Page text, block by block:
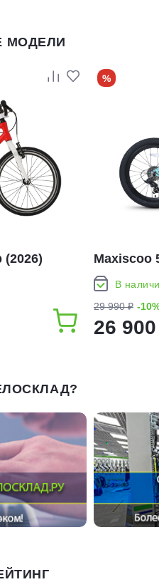
МОДЕЛИ
(2026)
%
Maxiscoo
В
29 990 ₽ -
26